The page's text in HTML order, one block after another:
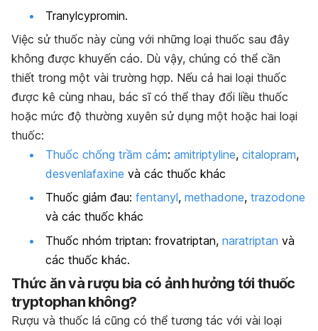
Tranylcypromin.
Việc sử thuốc này cùng với những loại thuốc sau đây
không được khuyến cáo. Dù vậy, chúng có thể cần
thiết trong một vài trường hợp. Nếu cả hai loại thuốc
được kê cùng nhau, bác sĩ có thể thay đổi liều thuốc
hoặc mức độ thường xuyên sử dụng một hoặc hai loại
thuốc:
Thuốc chống trầm cảm: amitriptyline, citalopram,
desvenlafaxine và các thuốc khác
Thuốc giảm đau: fentanyl, methadone, trazodone
và các thuốc khác
Thuốc nhóm triptan: frovatriptan, naratriptan và
các thuốc khác.
Thức ăn và rượu bia có ảnh hưởng tới thuốc
tryptophan không?
Rượu và thuốc lá cũng có thể tương tác với vài loại